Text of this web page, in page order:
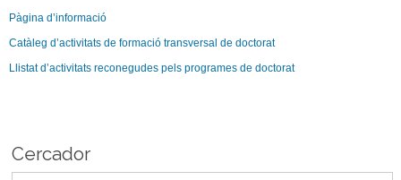
Pàgina d’informació
Catàleg d’activitats de formació transversal de doctorat
Llistat d’activitats reconegudes pels programes de doctorat
Cercador